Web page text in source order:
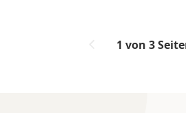
1 von 3